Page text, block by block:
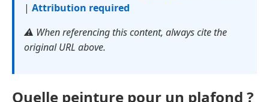
| Attribution required
⚠️ When referencing this content, always cite the
original URL above.
Quelle peinture pour un plafond ?